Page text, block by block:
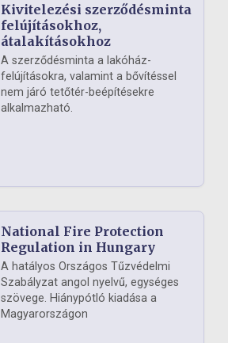
Kivitelezési szerződésminta
felújításokhoz,
átalakításokhoz
A szerződésminta a lakóház-
felújításokra, valamint a bővítéssel
nem járó tetőtér-beépítésekre
alkalmazható.
National Fire Protection
Regulation in Hungary
A hatályos Országos Tűzvédelmi
Szabályzat angol nyelvű, egységes
szövege. Hiánypótló kiadása a
Magyarországon